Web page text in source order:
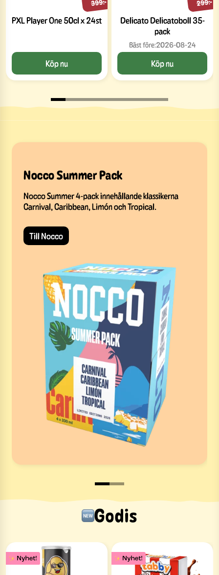
PXL Player One 50cl x 24st
399:-
Köp nu
Delicato Delicatoboll 35-
pack
299:-
Bäst före:2026-08-24
Köp nu
Nocco Summer Pack
Nocco Summer 4-pack innehållande klassikerna
Carnival, Caribbean, Limón och Tropical.
Till Nocco
Godis